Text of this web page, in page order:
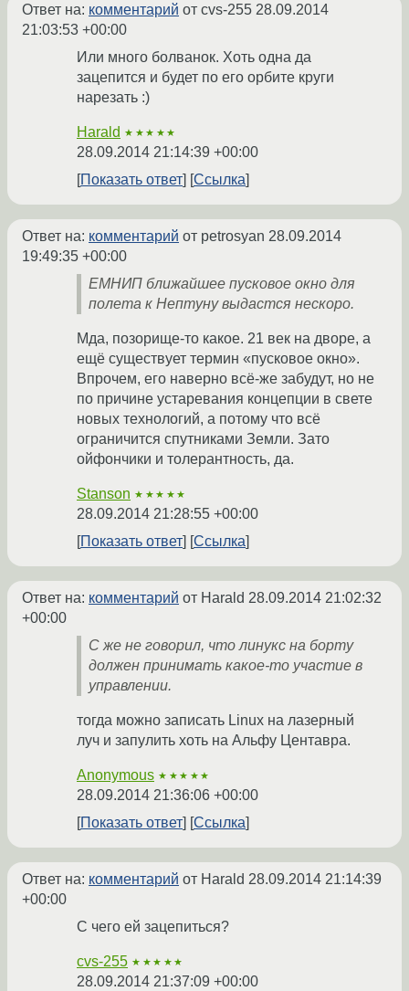
Ответ на: комментарий от cvs-255 28.09.2014
21:03:53 +00:00
Или много болванок. Хоть одна да
зацепится и будет по его орбите круги
нарезать :)
Harald ★★★★★
28.09.2014 21:14:39 +00:00
Показать ответ
Ссылка
Ответ на: комментарий от petrosyan 28.09.2014
19:49:35 +00:00
ЕМНИП ближайшее пусковое окно для
полета к Нептуну выдастся нескоро.
Мда, позорище-то какое. 21 век на дворе, а
ещё существует термин «пусковое окно».
Впрочем, его наверно всё-же забудут, но не
по причине устаревания концепции в свете
новых технологий, а потому что всё
ограничится спутниками Земли. Зато
ойфончики и толерантность, да.
Stanson ★★★★★
28.09.2014 21:28:55 +00:00
Показать ответ
Ссылка
Ответ на: комментарий от Harald 28.09.2014 21:02:32
+00:00
С же не говорил, что линукс на борту
должен принимать какое-то участие в
управлении.
тогда можно записать Linux на лазерный
луч и запулить хоть на Альфу Центавра.
Anonymous ★★★★★
28.09.2014 21:36:06 +00:00
Показать ответ
Ссылка
Ответ на: комментарий от Harald 28.09.2014 21:14:39
+00:00
С чего ей зацепиться?
cvs-255 ★★★★★
28.09.2014 21:37:09 +00:00